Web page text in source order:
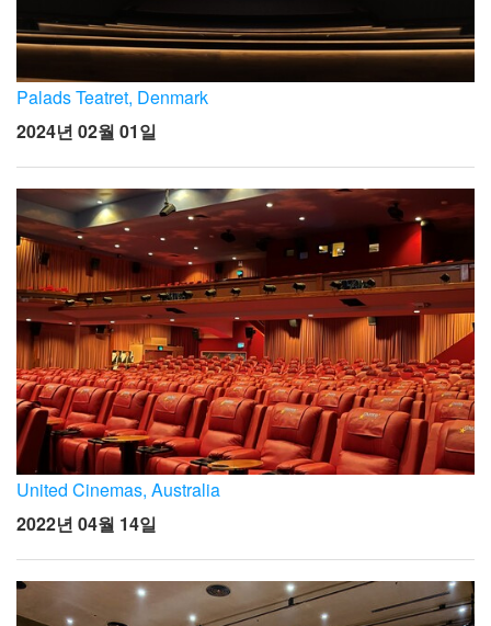
Palads Teatret, Denmark
2024년 02월 01일
United Cinemas, Australia
2022년 04월 14일